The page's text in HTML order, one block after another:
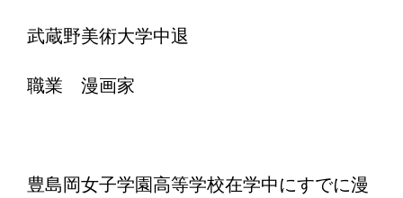
武蔵野美術大学中退
職業 漫画家
豊島岡女子学園高等学校在学中にすでに漫